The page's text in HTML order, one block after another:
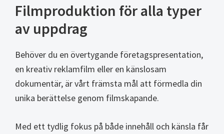
Filmproduktion för alla typer
av uppdrag
Behöver du en övertygande företagspresentation,
en kreativ reklamfilm eller en känslosam
dokumentär, är vårt främsta mål att förmedla din
unika berättelse genom filmskapande.
Med ett tydlig fokus på både innehåll och känsla får